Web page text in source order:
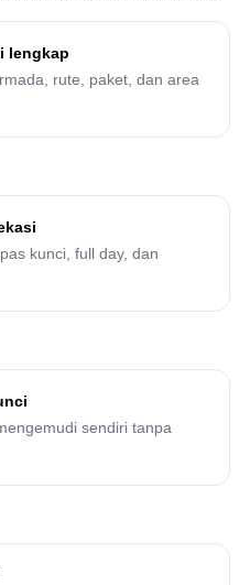
lengkap
rute, paket, dan area
kunci, full day, dan
sendiri tanpa